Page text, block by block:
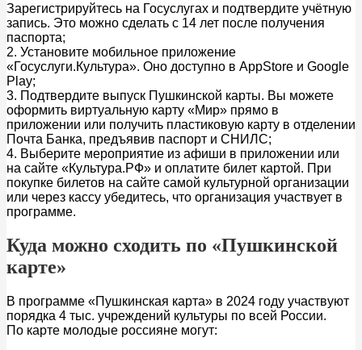
Зарегистрируйтесь на Госуслугах и подтвердите учётную
запись. Это можно сделать с 14 лет после получения
паспорта;
2. Установите мобильное приложение
«Госуслуги.Культура». Оно доступно в AppStore и Google
Play;
3. Подтвердите выпуск Пушкинской карты. Вы можете
оформить виртуальную карту «Мир» прямо в
приложении или получить пластиковую карту в отделении
Почта Банка, предъявив паспорт и СНИЛС;
4. Выберите мероприятие из афиши в приложении или
на сайте «Культура.РФ» и оплатите билет картой. При
покупке билетов на сайте самой культурной организации
или через кассу убедитесь, что организация участвует в
программе.
Куда можно сходить по «Пушкинской
карте»
В программе «Пушкинская карта» в 2024 году участвуют
порядка 4 тыс. учреждений культуры по всей России.
По карте молодые россияне могут: